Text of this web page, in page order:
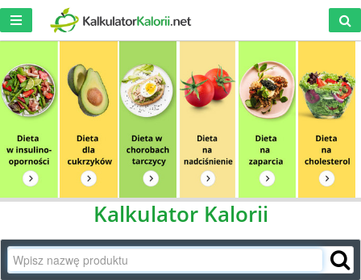
Kalkulator Kalorii